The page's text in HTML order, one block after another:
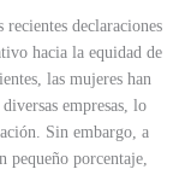
declaraciones
hacia la equidad de
las mujeres han
empresas, lo
Sin embargo, a
pequeño porcentaje,